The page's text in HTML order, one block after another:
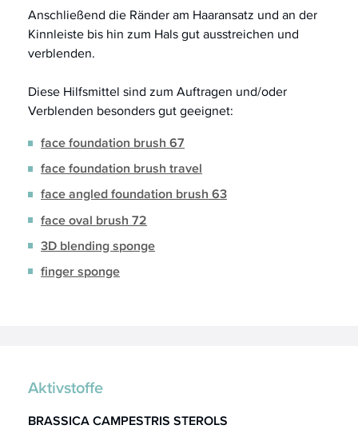
Anschließend die Ränder am Haaransatz und an der
Kinnleiste bis hin zum Hals gut ausstreichen und
verblenden.
Diese Hilfsmittel sind zum Auftragen und/oder
Verblenden besonders gut geeignet:
face foundation brush 67
face foundation brush travel
face angled foundation brush 63
face oval brush 72
3D blending sponge
finger sponge
Aktivstoffe
BRASSICA CAMPESTRIS STEROLS